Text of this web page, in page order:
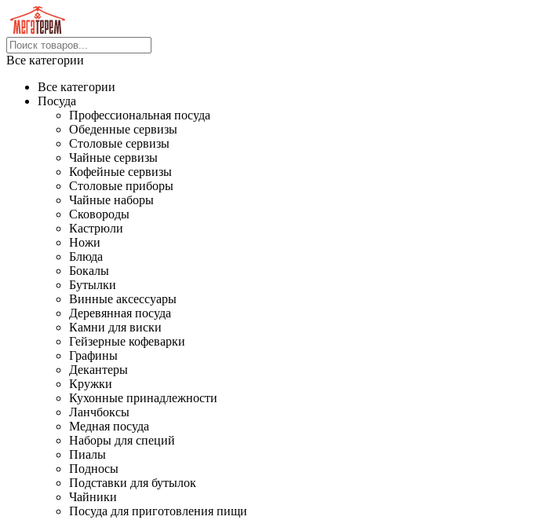
Все категории
Все категории
Посуда
Профессиональная посуда
Обеденные сервизы
Столовые сервизы
Чайные сервизы
Кофейные сервизы
Столовые приборы
Чайные наборы
Сковороды
Кастрюли
Ножи
Блюда
Бокалы
Бутылки
Винные аксессуары
Деревянная посуда
Камни для виски
Гейзерные кофеварки
Графины
Декантеры
Кружки
Кухонные принадлежности
Ланчбоксы
Медная посуда
Наборы для специй
Пиалы
Подносы
Подставки для бутылок
Чайники
Посуда для приготовления пищи